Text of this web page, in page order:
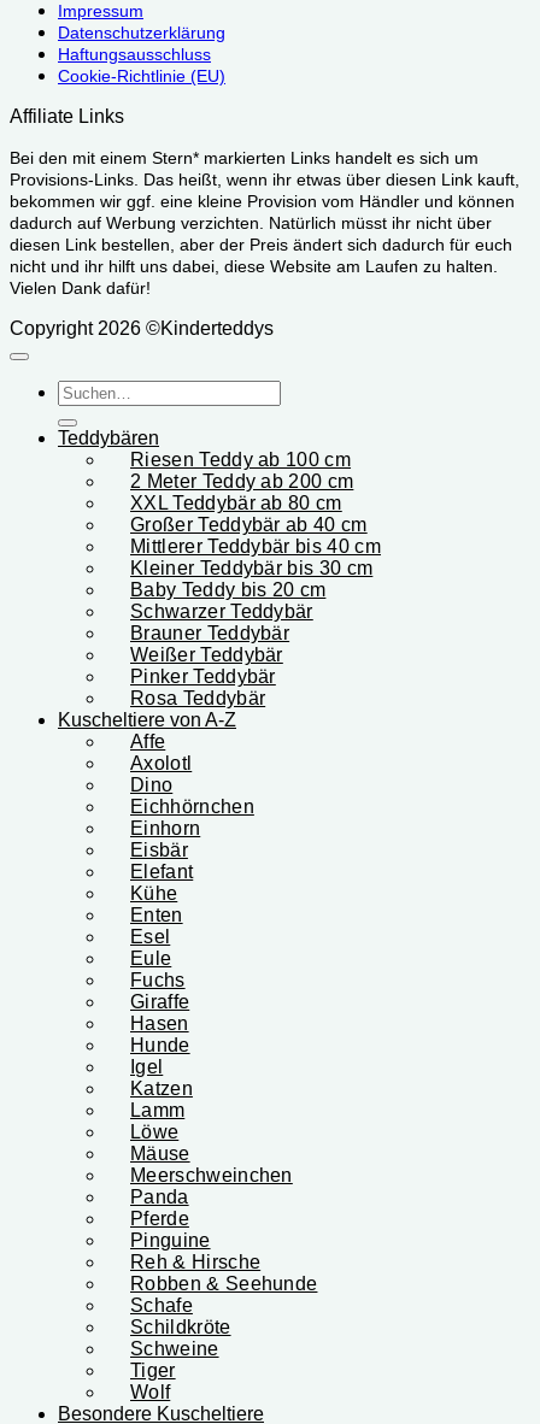
Impressum
Datenschutzerklärung
Haftungsausschluss
Cookie-Richtlinie (EU)
Affiliate Links
Bei den mit einem Stern* markierten Links handelt es sich um
Provisions-Links. Das heißt, wenn ihr etwas über diesen Link kauft,
bekommen wir ggf. eine kleine Provision vom Händler und können
dadurch auf Werbung verzichten. Natürlich müsst ihr nicht über
diesen Link bestellen, aber der Preis ändert sich dadurch für euch
nicht und ihr hilft uns dabei, diese Website am Laufen zu halten.
Vielen Dank dafür!
Copyright 2026 ©Kinderteddys
Suchen
nach:
Teddybären
Riesen Teddy ab 100 cm
2 Meter Teddy ab 200 cm
XXL Teddybär ab 80 cm
Großer Teddybär ab 40 cm
Mittlerer Teddybär bis 40 cm
Kleiner Teddybär bis 30 cm
Baby Teddy bis 20 cm
Schwarzer Teddybär
Brauner Teddybär
Weißer Teddybär
Pinker Teddybär
Rosa Teddybär
Kuscheltiere von A-Z
Affe
Axolotl
Dino
Eichhörnchen
Einhorn
Eisbär
Elefant
Kühe
Enten
Esel
Eule
Fuchs
Giraffe
Hasen
Hunde
Igel
Katzen
Lamm
Löwe
Mäuse
Meerschweinchen
Panda
Pferde
Pinguine
Reh & Hirsche
Robben & Seehunde
Schafe
Schildkröte
Schweine
Tiger
Wolf
Besondere Kuscheltiere